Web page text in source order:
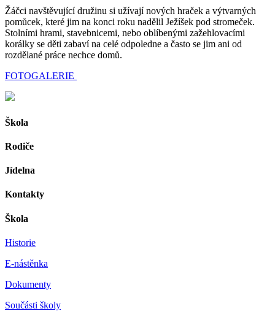
Žáčci navštěvující družinu si užívají nových hraček a výtvarných
pomůcek, které jim na konci roku nadělil Ježíšek pod stromeček.
Stolními hrami, stavebnicemi, nebo oblíbenými zažehlovacími
korálky se děti zabaví na celé odpoledne a často se jim ani od
rozdělané práce nechce domů.
FOTOGALERIE
Škola
Rodiče
Jídelna
Kontakty
Škola
Historie
E-nástěnka
Dokumenty
Součásti školy